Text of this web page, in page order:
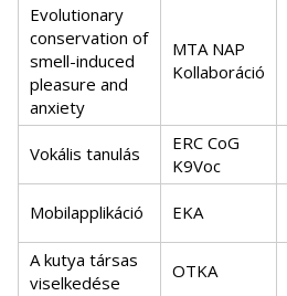
Evolutionary
conservation of
smell-induced
pleasure and
anxiety
MTA NAP
Kollaboráció
Vokális tanulás
ERC CoG
K9Voc
Mobilapplikáció EKA
A kutya társas
viselkedése
OTKA